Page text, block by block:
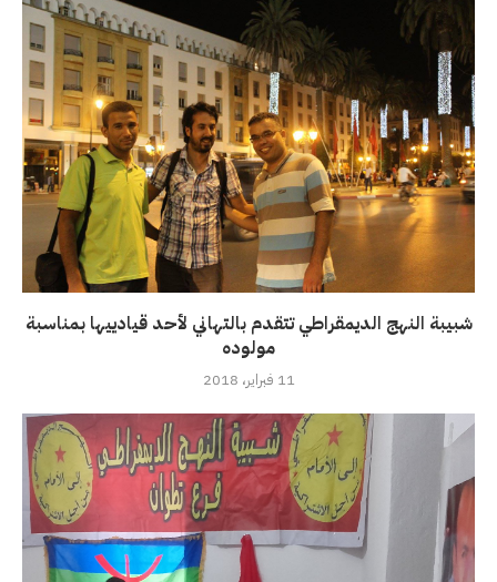
شبيبة النهج الديمقراطي تتقدم بالتهاني لأحد قيادييها بمناسبة
مولوده
11 فبراير، 2018